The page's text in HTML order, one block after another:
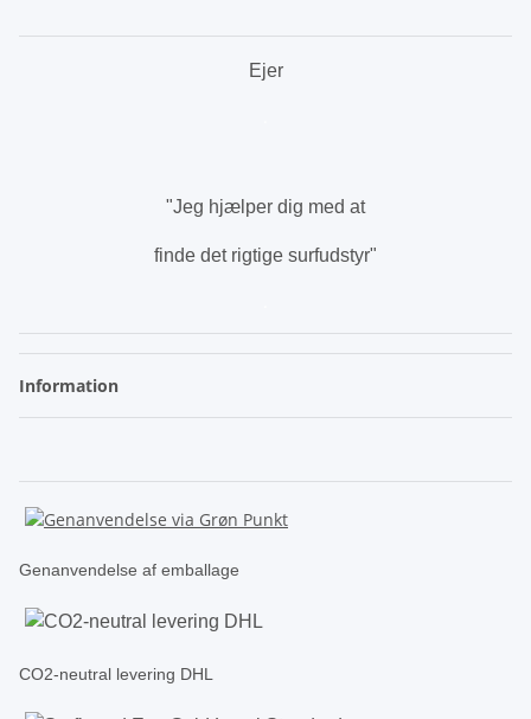
Ejer
"Jeg hjælper dig med at
finde det rigtige surfudstyr"
Information
Genanvendelse af emballage
CO2-neutral levering DHL